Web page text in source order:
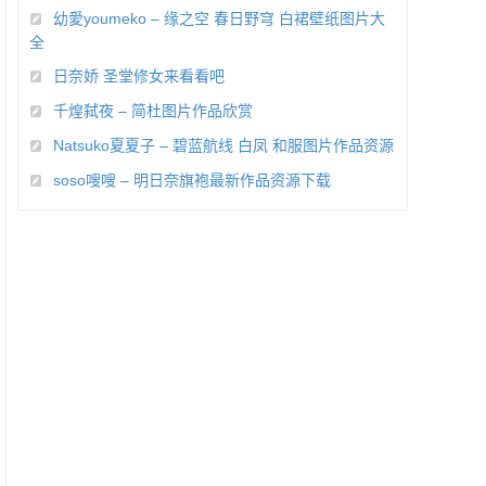
幼愛youmeko – 缘之空 春日野穹 白裙壁纸图片大
全
日奈娇 圣堂修女来看看吧
千煌弑夜 – 简杜图片作品欣赏
Natsuko夏夏子 – 碧蓝航线 白凤 和服图片作品资源
soso嗖嗖 – 明日奈旗袍最新作品资源下载